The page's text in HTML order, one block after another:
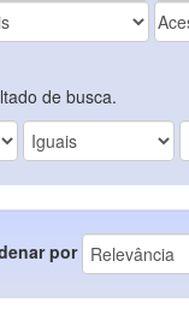
de busca.
por